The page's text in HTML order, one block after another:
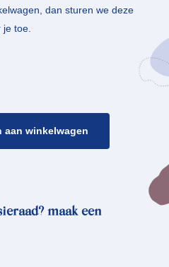
dan sturen we deze
je toe.
aan winkelwagen
maak een